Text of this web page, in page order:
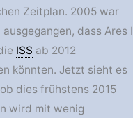
Zeitplan. 2005 war
dass Ares I
ISS ab 2012
könnten. Jetzt sieht es
dies frühstens 2015
wird mit wenig